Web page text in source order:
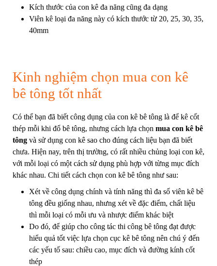
Kích thước của con kê đa năng cũng đa dạng
Viên kê loại đa năng này có kích thước từ 20, 25, 30, 35,
40mm
Kinh nghiệm chọn mua con kê
bê tông tốt nhất
Có thể bạn đã biết công dụng của con kê bê tông là để kê cốt
thép mỗi khi đổ bê tông, nhưng cách lựa chọn mua con kê bê
tông và sử dụng con kê sao cho đúng cách liệu bạn đã biết
chưa. Hiện nay, trên thị trường, có rất nhiều chủng loại con kê,
với mỗi loại có một cách sử dụng phù hợp với từng mục đích
khác nhau. Chi tiết cách chọn con kê bê tông như sau:
Xét về công dụng chính và tính năng thì đa số viên kê bê
tông đều giống nhau, nhưng xét về đặc điểm, chất liệu
thì mỗi loại có mỗi ưu và nhược điểm khác biệt
Do đó, để giúp cho công tác thi công bê tông đạt được
hiểu quả tốt việc lựa chọn cục kê bê tông nên chú ý đến
các yếu tố sau: chiều cao, mục đích và đường kính cốt
thép